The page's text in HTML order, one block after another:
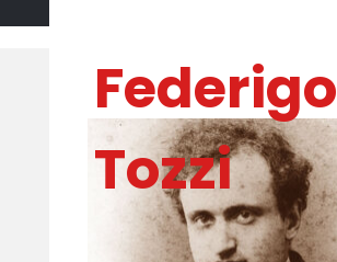
Federigo
Tozzi